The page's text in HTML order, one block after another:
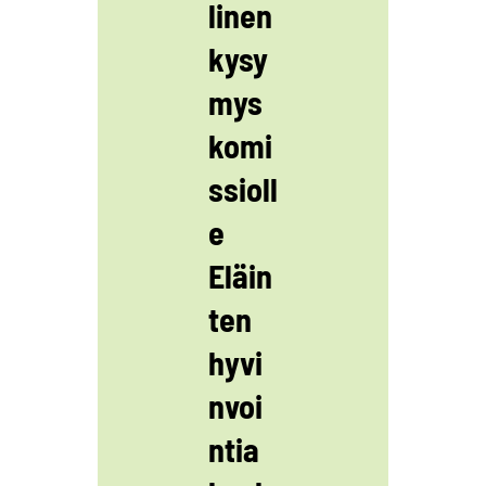
linen
kysy
mys
komi
ssioll
e
Eläin
ten
hyvi
nvoi
ntia